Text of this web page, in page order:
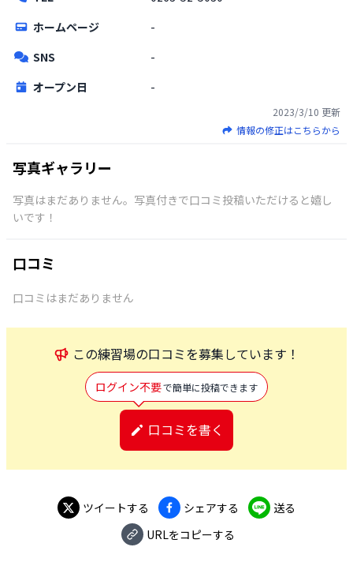
ホームページ
-
SNS
-
オープン日
-
2023/3/10 更新
情報の修正はこちらから
写真ギャラリー
写真はまだありません。写真付きで口コミ投稿いただけると嬉し
いです！
口コミ
口コミはまだありません
この練習場の口コミを募集しています！
ログイン不要で簡単に投稿できます
口コミを書く
ツイートする シェアする
送る
URLをコピーする